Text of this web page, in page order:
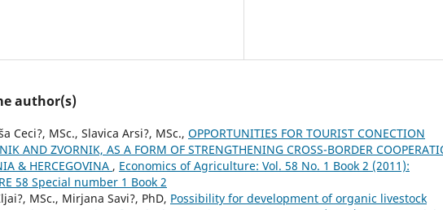
author(s)
Ceci?, MSc., Slavica Arsi?, MSc., OPPORTUNITIES FOR TOURIST CONECTION
AND ZVORNIK, AS A FORM OF STRENGTHENING CROSS-BORDER
& HERCEGOVINA , Economics of Agriculture: Vol. 58 No. 1 Book 2 (2011):
58 Special number 1 Book 2
MSc., Mirjana Savi?, PhD, Possibility for development of organic livestock